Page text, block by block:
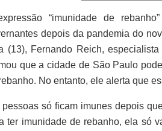
“imunidade de
depois da pandemia do
(13), Fernando Reich,
que a cidade de São Paulo
No entanto, ele alerta que
pessoas só ficam imunes depois
ter imunidade de rebanho, ela só